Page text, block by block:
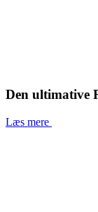
Den ultimative
Læs mere